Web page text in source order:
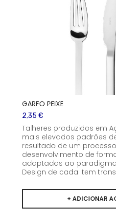
GARFO PEIXE
2,35 €
Talheres produzidos em
mais elevados padrões
resultado de um
desenvolvimento de
adaptadas ao
Design de cada item